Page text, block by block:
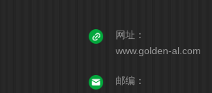
网址：
www.golden-al.com
邮编：